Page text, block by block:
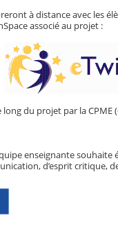
à distance avec les
associé au projet :
du projet par la
enseignante
d’esprit critique,